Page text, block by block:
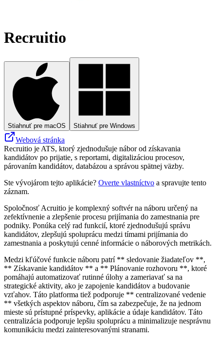
Recruitio
Stiahnuť pre macOS Stiahnuť pre Windows
Webová stránka
Recruitio je ATS, ktorý zjednodušuje nábor od získavania
kandidátov po prijatie, s reportami, digitalizáciou procesov,
párovaním kandidátov, databázou a správou spätnej väzby.
Ste vývojárom tejto aplikácie? Overte vlastníctvo a spravujte tento
záznam.
Spoločnosť Acruitio je komplexný softvér na náboru určený na
zefektívnenie a zlepšenie procesu prijímania do zamestnania pre
podniky. Ponúka celý rad funkcií, ktoré zjednodušujú správu
kandidátov, zlepšujú spoluprácu medzi tímami prijímania do
zamestnania a poskytujú cenné informácie o náborových metrikách.
Medzi kľúčové funkcie náboru patrí ** sledovanie žiadateľov **,
** Získavanie kandidátov ** a ** Plánovanie rozhovoru **, ktoré
pomáhajú automatizovať rutinné úlohy a zameriavať sa na
strategické aktivity, ako je zapojenie kandidátov a budovanie
vzťahov. Táto platforma tiež podporuje ** centralizované vedenie
** všetkých aspektov náboru, čím sa zabezpečuje, že na jednom
mieste sú prístupné príspevky, aplikácie a údaje kandidátov. Táto
centralizácia podporuje lepšiu spoluprácu a minimalizuje nesprávnu
komunikáciu medzi zainteresovanými stranami.